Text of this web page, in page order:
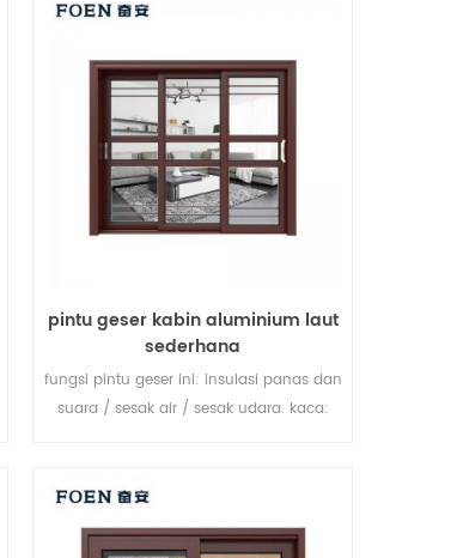
pintu geser kabin aluminium laut
sederhana
fungsi pintu geser ini: insulasi panas dan
suara / sesak air / sesak udara. kaca: